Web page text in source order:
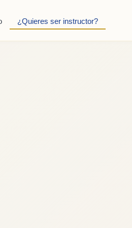
¿Quieres ser instructor?